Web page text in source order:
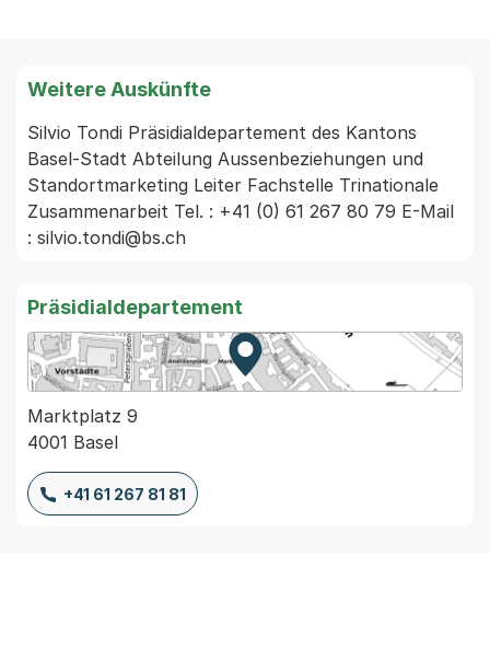
Weitere Auskünfte
Silvio Tondi Präsidialdepartement des Kantons
Basel-Stadt Abteilung Aussenbeziehungen und
Standortmarketing Leiter Fachstelle Trinationale
Zusammenarbeit Tel. : +41 (0) 61 267 80 79 E-Mail
: silvio.tondi@bs.ch
Präsidialdepartement
Zur Karte von MapBS.
Externer Link, wird in einem
Marktplatz 9
4001 Basel
+41 61 267 81 81